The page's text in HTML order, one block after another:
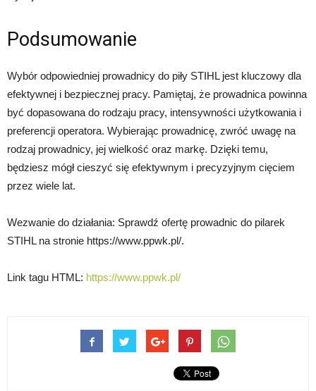
Podsumowanie
Wybór odpowiedniej prowadnicy do piły STIHL jest kluczowy dla
efektywnej i bezpiecznej pracy. Pamiętaj, że prowadnica powinna
być dopasowana do rodzaju pracy, intensywności użytkowania i
preferencji operatora. Wybierając prowadnicę, zwróć uwagę na
rodzaj prowadnicy, jej wielkość oraz markę. Dzięki temu,
będziesz mógł cieszyć się efektywnym i precyzyjnym cięciem
przez wiele lat.
Wezwanie do działania: Sprawdź ofertę prowadnic do pilarek
STIHL na stronie https://www.ppwk.pl/.
Link tagu HTML: https://www.ppwk.pl/